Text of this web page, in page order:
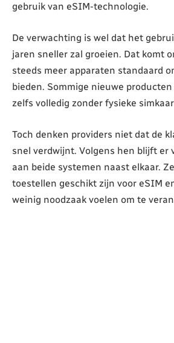
gebruik van eSIM-technologie.
De verwachting is wel dat het
jaren sneller zal groeien. Dat komt
steeds meer apparaten standaard
bieden. Sommige nieuwe
zelfs volledig zonder fysieke
Toch denken providers niet dat de
snel verdwijnt. Volgens hen blijft er
aan beide systemen naast elkaar.
toestellen geschikt zijn voor eSIM
weinig noodzaak voelen om te